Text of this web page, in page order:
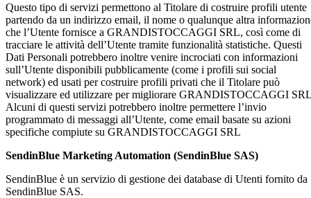
Questo tipo di servizi permettono al Titolare di costruire profili utente
partendo da un indirizzo email, il nome o qualunque altra
che l’Utente fornisce a GRANDISTOCCAGGI SRL, così come di
tracciare le attività dell’Utente tramite funzionalità statistiche. Questi
Dati Personali potrebbero inoltre venire incrociati con informazioni
sull’Utente disponibili pubblicamente (come i profili sui social
network) ed usati per costruire profili privati che il Titolare può
visualizzare ed utilizzare per migliorare GRANDISTOCCAGGI
Alcuni di questi servizi potrebbero inoltre permettere l’invio
programmato di messaggi all’Utente, come email basate su azioni
specifiche compiute su GRANDISTOCCAGGI SRL
SendinBlue Marketing Automation (SendinBlue SAS)
SendinBlue è un servizio di gestione dei database di Utenti fornito da
SendinBlue SAS.